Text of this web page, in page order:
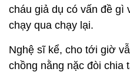
cháu giả dụ có vấn đề gì
chạy qua chạy lại.
Nghệ sĩ kể, cho tới giờ
chồng nằng nặc đòi chia